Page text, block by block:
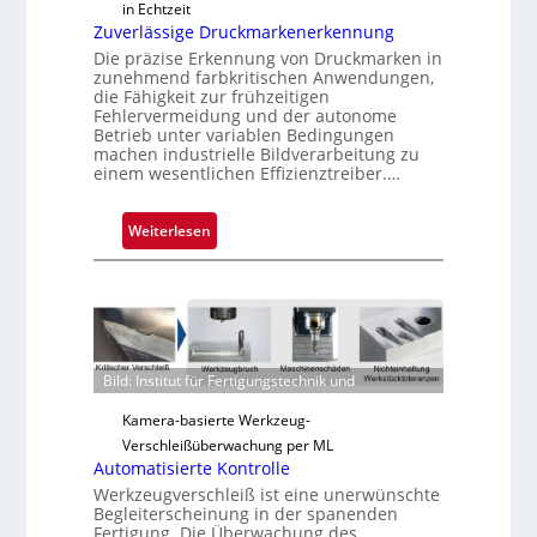
in Echtzeit
Zuverlässige Druckmarkenerkennung
Die präzise Erkennung von Druckmarken in
zunehmend farbkritischen Anwendungen,
die Fähigkeit zur frühzeitigen
Fehlervermeidung und der autonome
Betrieb unter variablen Bedingungen
machen industrielle Bildverarbeitung zu
einem wesentlichen Effizienztreiber.…
Weiterlesen:
Z
v
r
l
s
s
i
g
e
Bild: Institut für Fertigungstechnik und
Kamera-basierte Werkzeug-
Verschleißüberwachung per ML
Automatisierte Kontrolle
Werkzeugverschleiß ist eine unerwünschte
Begleiterscheinung in der spanenden